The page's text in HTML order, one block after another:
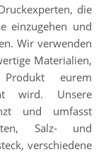
die
einzugehen und
Wir verwenden
Materialien,
eurem
wird. Unsere
und umfasst
Salz- und
verschiedene